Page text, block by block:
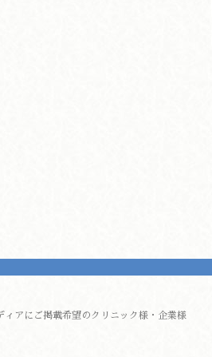
ィアにご掲載希望のクリニック様・企業様